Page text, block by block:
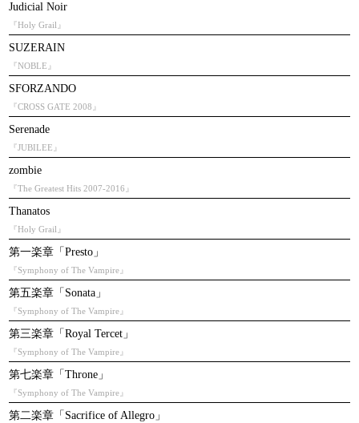
Judicial Noir
『Holy Grail』
SUZERAIN
『NOBLE』
SFORZANDO
『CROSS GATE 2008』
Serenade
『JUBILEE』
zombie
『The Greatest Hits 2007-2016』
Thanatos
『Holy Grail』
第一楽章「Presto」
『Symphony of The Vampire』
第五楽章「Sonata」
『Symphony of The Vampire』
第三楽章「Royal Tercet」
『Symphony of The Vampire』
第七楽章「Throne」
『Symphony of The Vampire』
第二楽章「Sacrifice of Allegro」